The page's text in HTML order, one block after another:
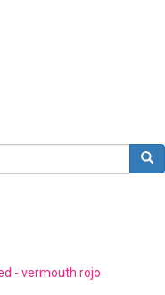
- vermouth rojo